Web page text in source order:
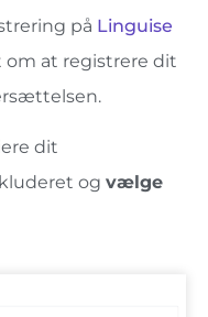
på Linguise
om at registrere dit
dit
og vælge